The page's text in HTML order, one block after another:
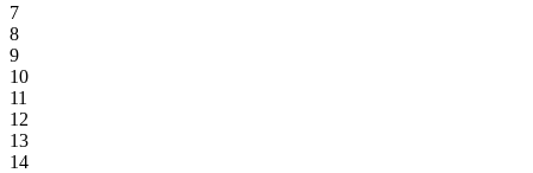
7
8
9
10
11
12
13
14